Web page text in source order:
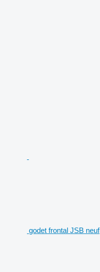
godet frontal JSB neuf